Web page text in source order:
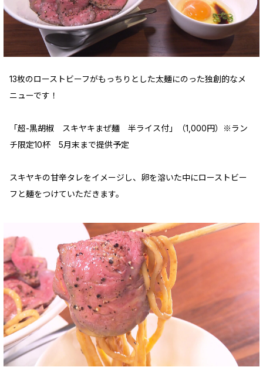
13枚のローストビーフがもっちりとした太麺にのった独創的なメ
ニューです！
「超-黒胡椒 スキヤキまぜ麺 半ライス付」（1,000円）※ラン
チ限定10杯 5月末まで提供予定
スキヤキの甘辛タレをイメージし、卵を溶いた中にローストビー
フと麺をつけていただきます。